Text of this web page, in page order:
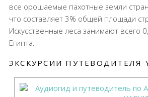
все орошаемые пахотные земли
что составляет 3% общей площади
Искусственные леса занимают всего
Египта.
ЭКСКУРСИИ ПУТЕВОДИТЕЛЯ